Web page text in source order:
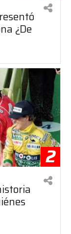
¿De
2